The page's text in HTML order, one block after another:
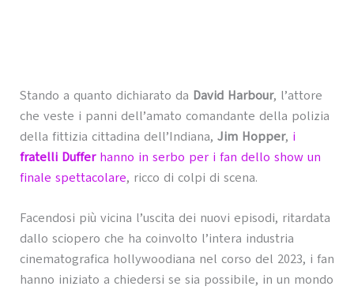
Stando a quanto dichiarato da David Harbour, l’attore
che veste i panni dell’amato comandante della polizia
della fittizia cittadina dell’Indiana, Jim Hopper, i
fratelli Dufferhanno in serbo per i fan dello show un
finale spettacolare, ricco di colpi di scena.
Facendosi più vicina l’uscita dei nuovi episodi, ritardata
dallo sciopero che ha coinvolto l’intera industria
cinematografica hollywoodiana nel corso del 2023, i fan
hanno iniziato a chiedersi se sia possibile, in un mondo